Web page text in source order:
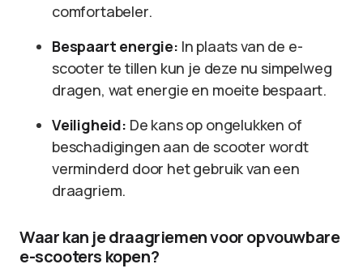
comfortabeler.
Bespaart energie: In plaats van de e-
scooter te tillen kun je deze nu simpelweg
dragen, wat energie en moeite bespaart.
Veiligheid: De kans op ongelukken of
beschadigingen aan de scooter wordt
verminderd door het gebruik van een
draagriem.
Waar kan je draagriemen voor opvouwbare
e-scooters kopen?